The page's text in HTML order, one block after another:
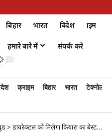
बिहार भारत विदेश क्राइम
हमारे बारे में संपर्क करें
क्राइम बिहार भारत टेक्नोलॉजी
> डायरेक्टर्स को मिलेगा कियारा का बेस्ट वर्जन